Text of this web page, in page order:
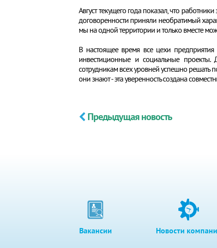
Август текущего года показал, что
договоренности приняли необратимый
мы на одной территории и только вместе
В настоящее время все цехи
инвестиционные и социальные
сотрудникам всех уровней успешно решать
они знают - эта уверенность создана
Предыдущая новость
Вакансии Новости